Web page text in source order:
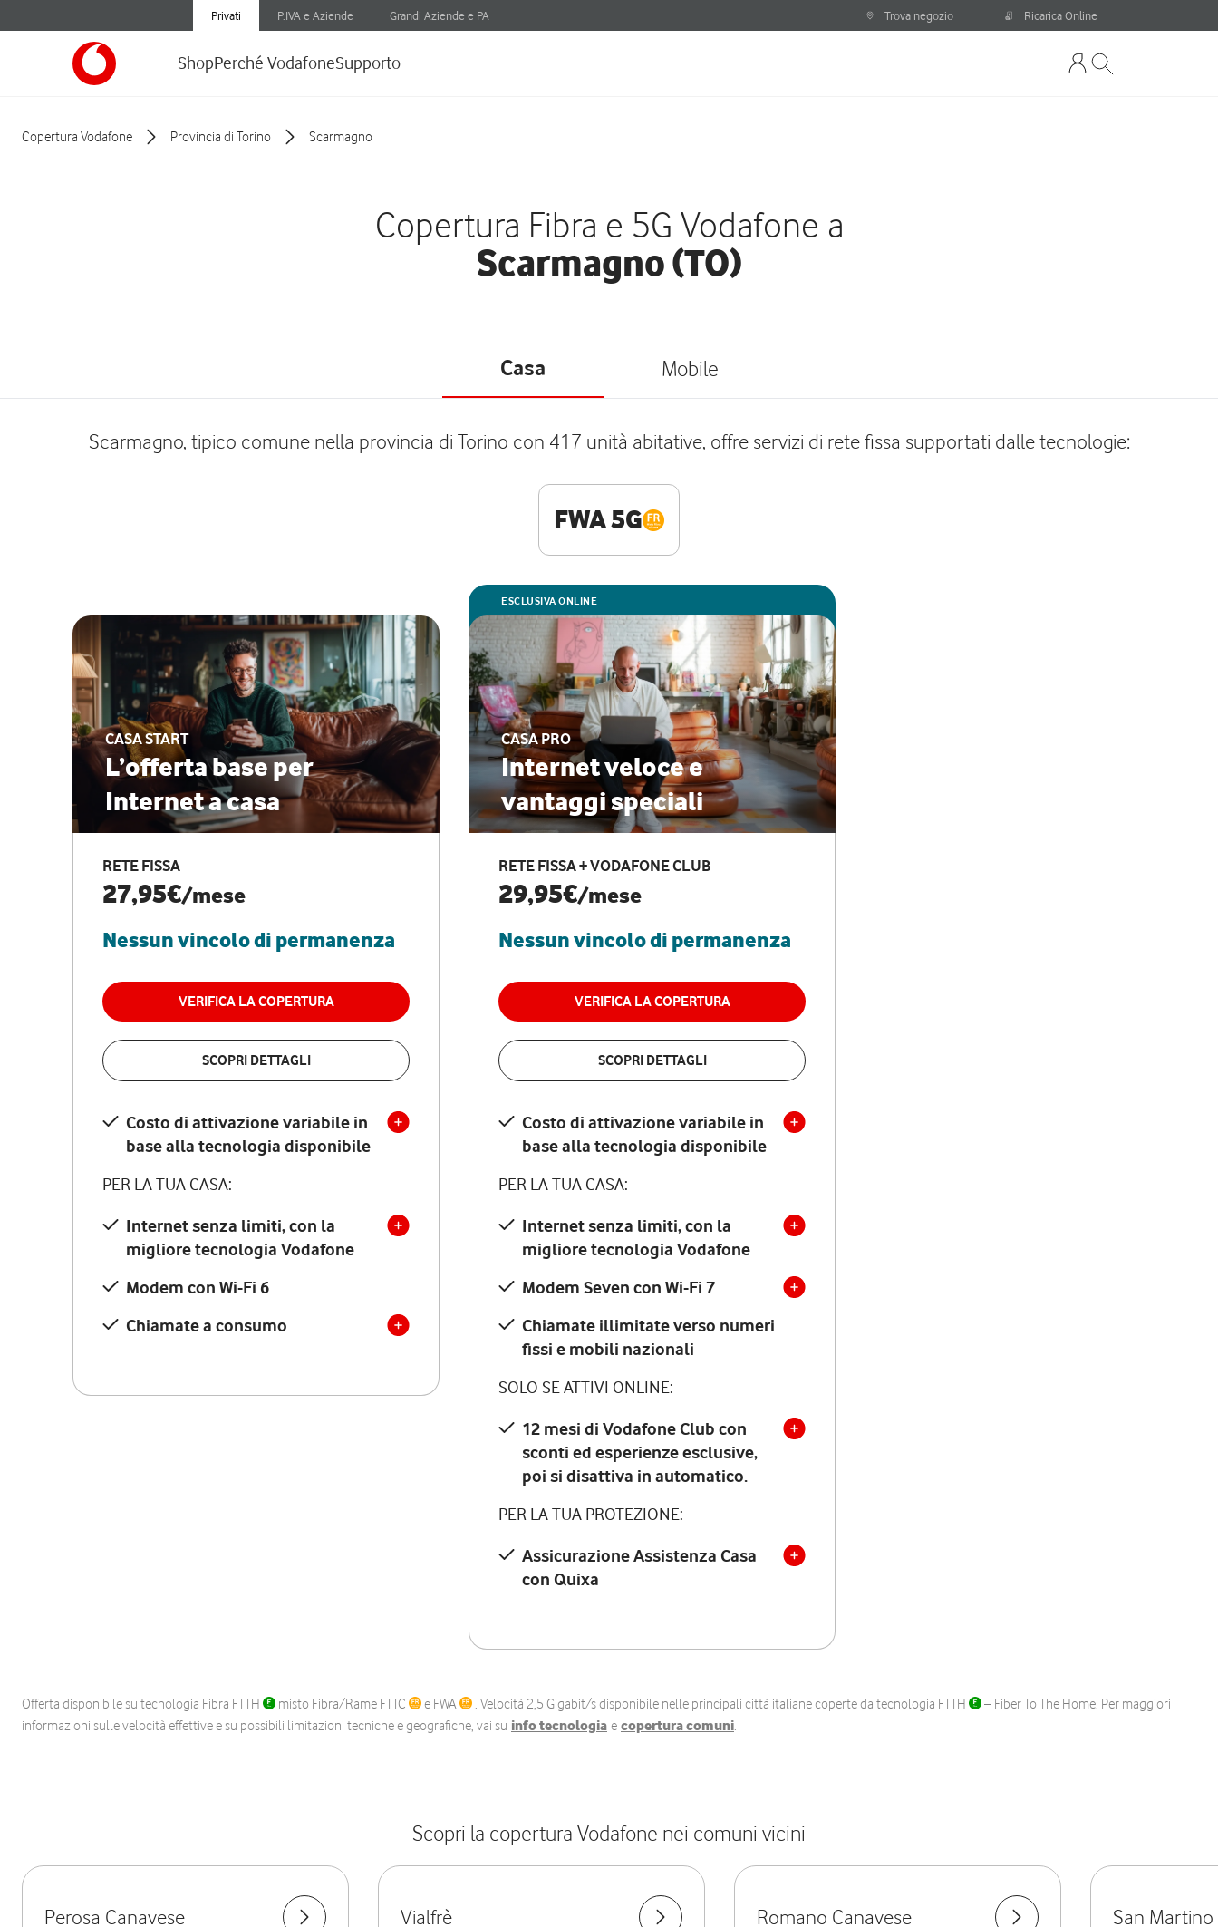
Privati P.IVA e Aziende Grandi Aziende e PA Trova negozio Ricarica Online
ShopPerché VodafoneSupporto
Copertura Vodafone Provincia di Torino Scarmagno
Copertura Fibra e 5G Vodafone a
Scarmagno (TO)
Casa Mobile
Scarmagno, tipico comune nella provincia di Torino con 417 unità abitative, offre servizi di rete fissa supportati dalle tecnologie:
FWA 5G
CASA START
L’offerta base per
Internet a casa
RETE FISSA
27,95€/mese
Nessun vincolo di permanenza
VERIFICA LA COPERTURA
SCOPRI DETTAGLI
Costo di attivazione variabile in
base alla tecnologia disponibile
PER LA TUA CASA:
Internet senza limiti, con la
migliore tecnologia Vodafone
Modem con Wi-Fi 6
Chiamate a consumo
ESCLUSIVA ONLINE
CASA PRO
Internet veloce e
vantaggi speciali
RETE FISSA + VODAFONE CLUB
29,95€/mese
Nessun vincolo di permanenza
VERIFICA LA COPERTURA
SCOPRI DETTAGLI
Costo di attivazione variabile in
base alla tecnologia disponibile
PER LA TUA CASA:
Internet senza limiti, con la
migliore tecnologia Vodafone
Modem Seven con Wi-Fi 7
Chiamate illimitate verso numeri
fissi e mobili nazionali
SOLO SE ATTIVI ONLINE:
12 mesi di Vodafone Club con
sconti ed esperienze esclusive,
poi si disattiva in automatico.
PER LA TUA PROTEZIONE:
Assicurazione Assistenza Casa
con Quixa
Offerta disponibile su tecnologia Fibra FTTH misto Fibra/Rame FTTC e FWA . Velocità 2,5 Gigabit/s disponibile nelle principali città italiane coperte da tecnologia FTTH
– Fiber To The Home. Per maggiori
informazioni sulle velocità effettive e su possibili limitazioni tecniche e geografiche, vai su info tecnologia e copertura comuni.
Scopri la copertura Vodafone nei comuni vicini
Perosa Canavese Vialfrè Romano Canavese San Martino